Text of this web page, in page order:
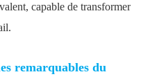
capable de transformer
remarquables du